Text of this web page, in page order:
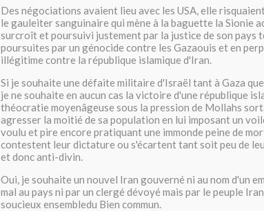
Des négociations avaient lieu avec les USA, elle
le gauleiter sanguinaire qui mène à la baguette la Sionie
surcroît et poursuivi justement par la justice de son pays
poursuites par un génocide contre les Gazaouis et en
illégitime contre la république islamique d'Iran.
Si je souhaite une défaite militaire d'Israël tant à Gaza
je ne souhaite en aucun cas la victoire d'une république
théocratie moyenâgeuse sous la pression de Mollahs
agresser la moitié de sa population en lui imposant un
voulu et pire encore pratiquant une immonde peine de
contestent leur dictature ou s'écartent tant soit peu de
et donc anti-divin.
Oui, je souhaite un nouvel Iran gouverné ni au nom d'un
mal au pays ni par un clergé dévoyé mais par le peuple
soucieux ensembledu Bien commun.